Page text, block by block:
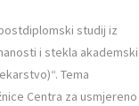
studij iz
i stekla akademski
Tema
Centra za usmjereno